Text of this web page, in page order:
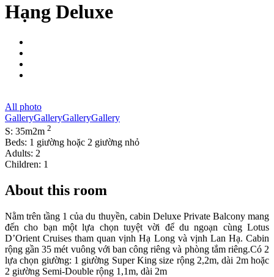
Hạng Deluxe
All photo
GalleryGalleryGalleryGallery
S: 35m2m 2
Beds: 1 giường hoặc 2 giường nhỏ
Adults: 2
Children: 1
About this room
Nằm trên tầng 1 của du thuyền, cabin Deluxe Private Balcony mang
đến cho bạn một lựa chọn tuyệt vời để du ngoạn cùng Lotus
D’Orient Cruises tham quan vịnh Hạ Long và vịnh Lan Hạ. Cabin
rộng gần 35 mét vuông với ban công riêng và phòng tắm riêng.Có 2
lựa chọn giường: 1 giường Super King size rộng 2,2m, dài 2m hoặc
2 giường Semi-Double rộng 1,1m, dài 2m